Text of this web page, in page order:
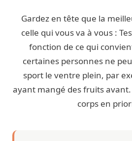
Gardez en tête que la
celle qui vous va à vous :
fonction de ce qui
certaines personnes ne
sport le ventre plein, par
ayant mangé des fruits
corps en